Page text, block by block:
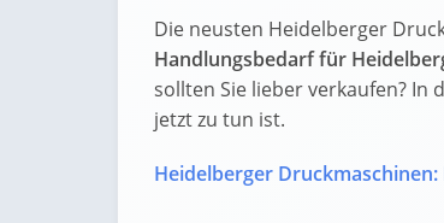
Die neusten Heidelberger
Handlungsbedarf für
sollten Sie lieber verkaufen? In
jetzt zu tun ist.
Heidelberger